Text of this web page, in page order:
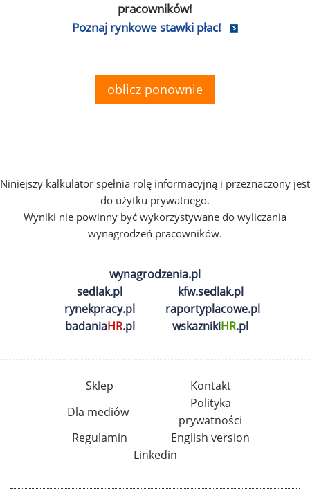
pracowników!
Poznaj rynkowe stawki płac!
oblicz ponownie
Niniejszy kalkulator spełnia rolę informacyjną i przeznaczony jest
do użytku prywatnego.
Wyniki nie powinny być wykorzystywane do wyliczania
wynagrodzeń pracowników.
wynagrodzenia.pl
sedlak.pl
kfw.sedlak.pl
rynekpracy.pl
raportyplacowe.pl
badaniaHR.pl wskaznikiHR.pl
Sklep
Kontakt
Dla mediów
Polityka
prywatności
Regulamin
English version
Linkedin